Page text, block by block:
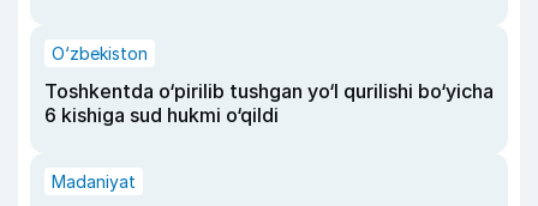
O‘zbekiston
Toshkentda o‘pirilib tushgan yo‘l qurilishi bo‘yicha
6 kishiga sud hukmi o‘qildi
Madaniyat